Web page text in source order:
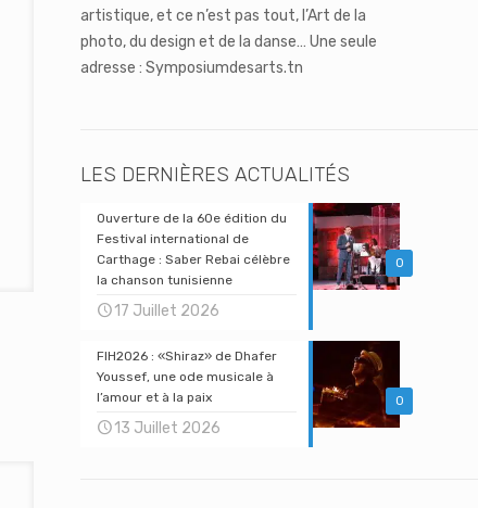
artistique, et ce n’est pas tout, l’Art de la
photo, du design et de la danse… Une seule
adresse : Symposiumdesarts.tn
LES DERNIÈRES ACTUALITÉS
0
Ouverture de la 60e édition du
Festival international de
Carthage : Saber Rebai célèbre
la chanson tunisienne
17 Juillet 2026
0
FIH2026 : «Shiraz» de Dhafer
Youssef, une ode musicale à
l’amour et à la paix
13 Juillet 2026